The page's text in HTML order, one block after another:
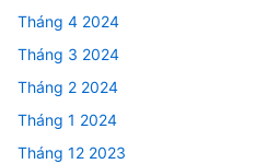
Tháng 4 2024
Tháng 3 2024
Tháng 2 2024
Tháng 1 2024
Tháng 12 2023